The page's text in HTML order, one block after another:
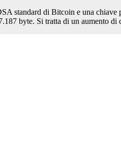
standard di Bitcoin e una
byte. Si tratta di un aumento